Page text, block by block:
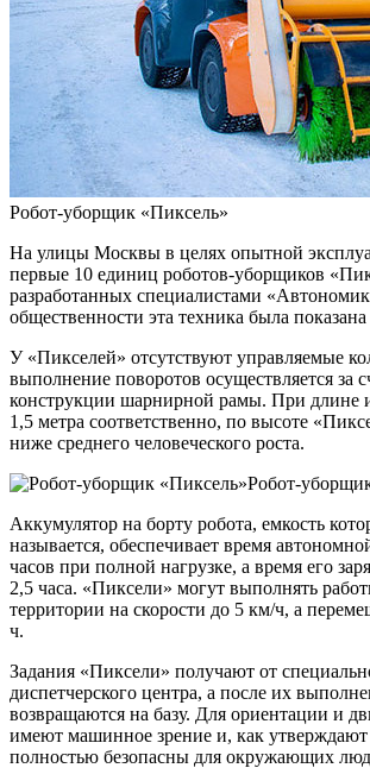
Робот-уборщик «Пиксель»
На улицы Москвы в целях опытной
первые 10 единиц роботов-уборщиков
разработанных специалистами
общественности эта техника была показана
У «Пикселей» отсутствуют управляемые
выполнение поворотов осуществляется за
конструкции шарнирной рамы. При длине
1,5 метра соответственно, по высоте
ниже среднего человеческого роста.
Робот-
Аккумулятор на борту робота, емкость
называется, обеспечивает время
часов при полной нагрузке, а время его
2,5 часа. «Пиксели» могут выполнять
территории на скорости до 5 км/ч, а
ч.
Задания «Пиксели» получают от
диспетчерского центра, а после их
возвращаются на базу. Для ориентации и
имеют машинное зрение и, как утверждают
полностью безопасны для окружающих